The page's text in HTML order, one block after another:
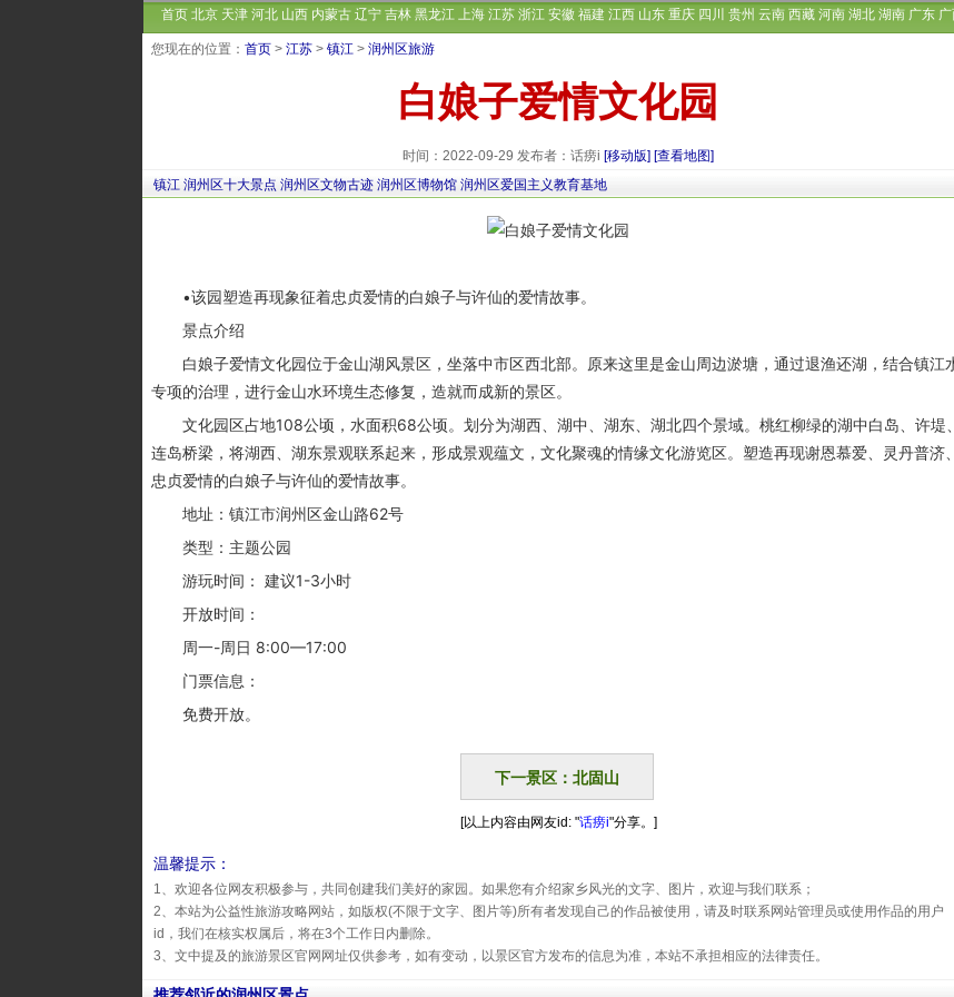
首页 北京 天津 河北 山西 内蒙古 辽宁 吉林 黑龙江 上海 江苏 浙江 安徽 福建 江西 山东 重庆 四川 贵州 云南 西藏 河南 湖北 湖南 广东
您现在的位置： 首页 > 江苏 > 镇江 > 润州区旅游
白娘子爱情文化园
时间：2022-09-29 发布者：话痨i [移动版] [查看地图]
镇江 润州区十大景点 润州区文物古迹 润州区博物馆 润州区爱国主义教育基地
•该园塑造再现象征着忠贞爱情的白娘子与许仙的爱情故事。
景点介绍
白娘子爱情文化园位于金山湖风景区，坐落中市区西北部。原来这里是金山周边淤塘，通过退渔还湖，结合镇江
专项的治理，进行金山水环境生态修复，造就而成新的景区。
文化园区占地108公顷，水面积68公顷。划分为湖西、湖中、湖东、湖北四个景域。桃红柳绿的湖中白岛、许堤、
连岛桥梁，将湖西、湖东景观联系起来，形成景观蕴文，文化聚魂的情缘文化游览区。塑造再现谢恩慕爱、灵丹普济、
忠贞爱情的白娘子与许仙的爱情故事。
地址：镇江市润州区金山路62号
类型：主题公园
游玩时间： 建议1-3小时
开放时间：
周一-周日 8:00—17:00
门票信息：
免费开放。
下一景区：北固山
[以上内容由网友id: "话痨i"分享。]
温馨提示：
1、欢迎各位网友积极参与，共同创建我们美好的家园。如果您有介绍家乡风光的文字、图片，欢迎与我们联系；
2、本站为公益性旅游攻略网站，如版权(不限于文字、图片等)所有者发现自己的作品被使用，请及时联系网站管理员或使用作品的用户
id，我们在核实权属后，将在3个工作日内删除。
3、文中提及的旅游景区官网网址仅供参考，如有变动，以景区官方发布的信息为准，本站不承担相应的法律责任。